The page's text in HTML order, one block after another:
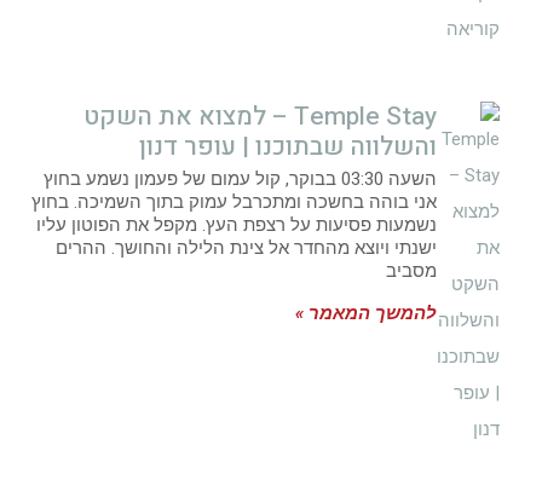
Temple Stay – למצוא את השקט
והשלווה שבתוכנו | עופר דנון
השעה 03:30 בבוקר, קול עמום של פעמון נשמע בחוץ
אני בוהה בחשכה ומתכרבל עמוק בתוך השמיכה. בחוץ
נשמעות פסיעות על רצפת העץ. מקפל את הפוטון עליו
ישנתי ויוצא מהחדר אל צינת הלילה והחושך. ההרים
מסביב
להמשך המאמר »